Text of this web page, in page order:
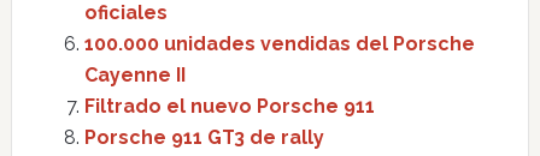
oficiales
100.000 unidades vendidas del Porsche
Cayenne II
Filtrado el nuevo Porsche 911
Porsche 911 GT3 de rally